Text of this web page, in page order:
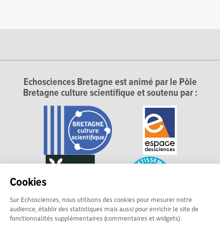
Cookies
Sur Echosciences, nous utilisons des cookies pour mesurer notre
audience, établir des statistiques mais aussi pour enrichir le site de
fonctionnalités supplémentaires (commentaires et widgets).
Echosciences Bretagne est animé par le Pôle
Bretagne culture scientifique et soutenu par :